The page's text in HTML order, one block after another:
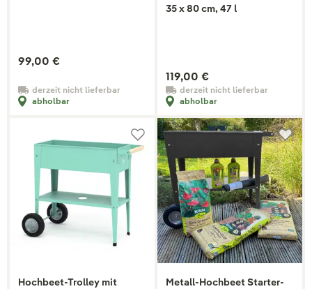
99,00 €
derzeit nicht lieferbar
abholbar
35 x 80 cm, 47 l
119,00 €
derzeit nicht lieferbar
abholbar
Hochbeet-Trolley mit
Metall-Hochbeet Starter-